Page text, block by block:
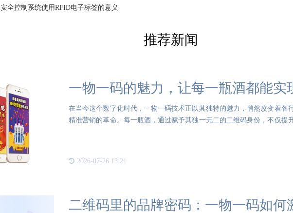
安全控制系统使用RFID电子标签的意义
推荐新闻
一物一码的魅力，让每一瓶酒都能实
在当今这个数字化时代，一物一码技术正以其独特的魅力，悄然改变着各
精准营销的革命。每一瓶酒，通过赋予其独一无二的二维码身份，不仅提
2026-07-26 13:21
二维码里的品牌密码：一物一码如何